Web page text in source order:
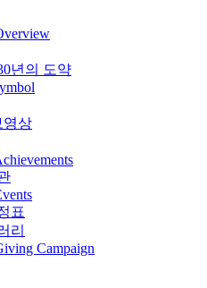
년의 도약
영상
표
리
Campaign